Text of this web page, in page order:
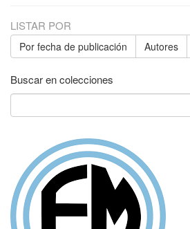
LISTAR POR
Por fecha de publicación Autores
Buscar en colecciones